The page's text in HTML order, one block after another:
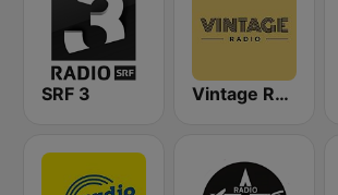
SRF 3 Vintage Radio